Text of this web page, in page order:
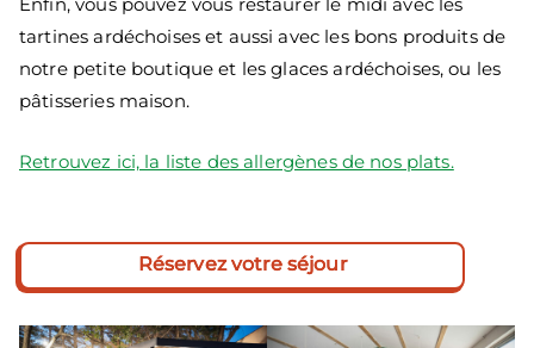
tartines ardéchoises et aussi avec les bons produits de
notre petite boutique et les glaces ardéchoises, ou les
pâtisseries maison.
Retrouvez ici, la liste des allergènes de nos plats.
Réservez votre séjour